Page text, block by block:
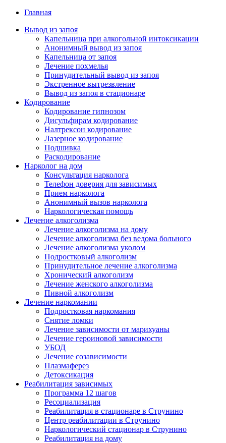
Главная
Вывод из запоя
Капельница при алкогольной интоксикации
Анонимный вывод из запоя
Капельница от запоя
Лечение похмелья
Принудительный вывод из запоя
Экстренное вытрезвление
Вывод из запоя в стационаре
Кодирование
Кодирование гипнозом
Дисульфирам кодирование
Налтрексон кодирование
Лазерное кодирование
Подшивка
Раскодирование
Нарколог на дом
Консультация нарколога
Телефон доверия для зависимых
Прием нарколога
Анонимный вызов нарколога
Наркологическая помощь
Лечение алкоголизма
Лечение алкоголизма на дому
Лечение алкоголизма без ведома больного
Лечение алкоголизма уколом
Подростковый алкоголизм
Принудительное лечение алкоголизма
Хронический алкоголизм
Лечение женского алкоголизма
Пивной алкоголизм
Лечение наркомании
Подростковая наркомания
Снятие ломки
Лечение зависимости от марихуаны
Лечение героиновой зависимости
УБОД
Лечение созависимости
Плазмаферез
Детоксикация
Реабилитация зависимых
Программа 12 шагов
Ресоциализация
Реабилитация в стационаре в Струнино
Центр реабилитации в Струнино
Наркологический стационар в Струнино
Реабилитация на дому